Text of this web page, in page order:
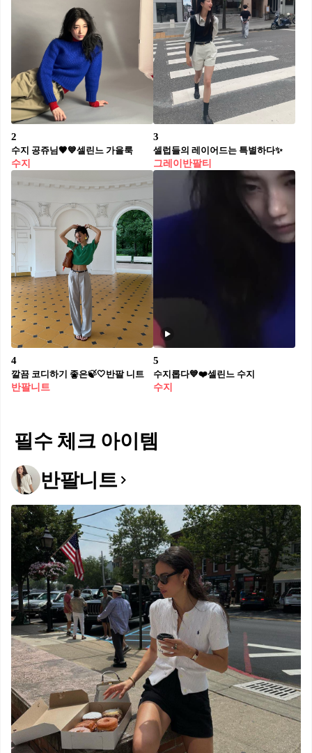
2
수지 공쥬님🤎💙셀린느 가을룩
수지
3
셀럽들의 레이어드는 특별하다✨
그레이반팔티
4
깔끔 코디하기 좋은🍃🤍반팔 니트
반팔니트
5
수지롭다💙❤️셀린느 수지
수지
필수 체크 아이템
반팔니트